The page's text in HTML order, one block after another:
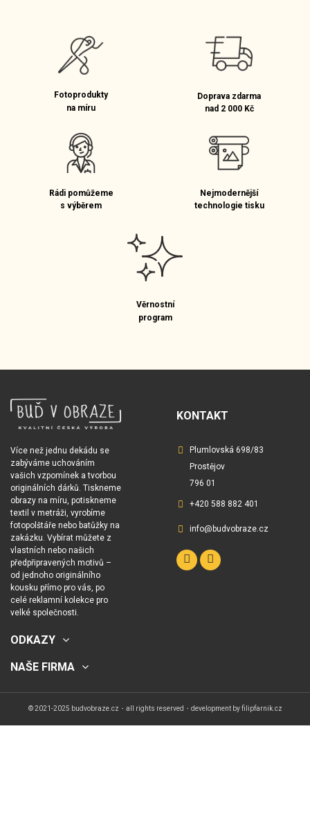
Fotoprodukty
na míru
Doprava zdarma
nad 2 000 Kč
Rádi pomůžeme
s výběrem
Nejmodernější
technologie tisku
Věrnostní
program
Více než jednu dekádu se
zabýváme uchováním
vašich vzpomínek a tvorbou
originálních dárků. Tiskneme
obrazy na míru, potiskneme
textil v metráži, vyrobíme
fotopolštáře nebo batůžky na
zakázku. Vybírat můžete z
vlastních nebo našich
předpřipravených motivů –
od jednoho originálního
kousku přímo pro vás, po
celé reklamní kolekce pro
velké společnosti.
KONTAKT
Plumlovská 698/83
Prostějov
796 01
+420 588 882 401
info@budvobraze.cz
ODKAZY
NAŠE FIRMA
© 2021-2025 budvobraze.cz・all rights reserved・development byfilipfarnik.cz